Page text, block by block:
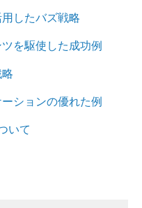
したバズ戦略
を駆使した成功例
ションの優れた例
いて